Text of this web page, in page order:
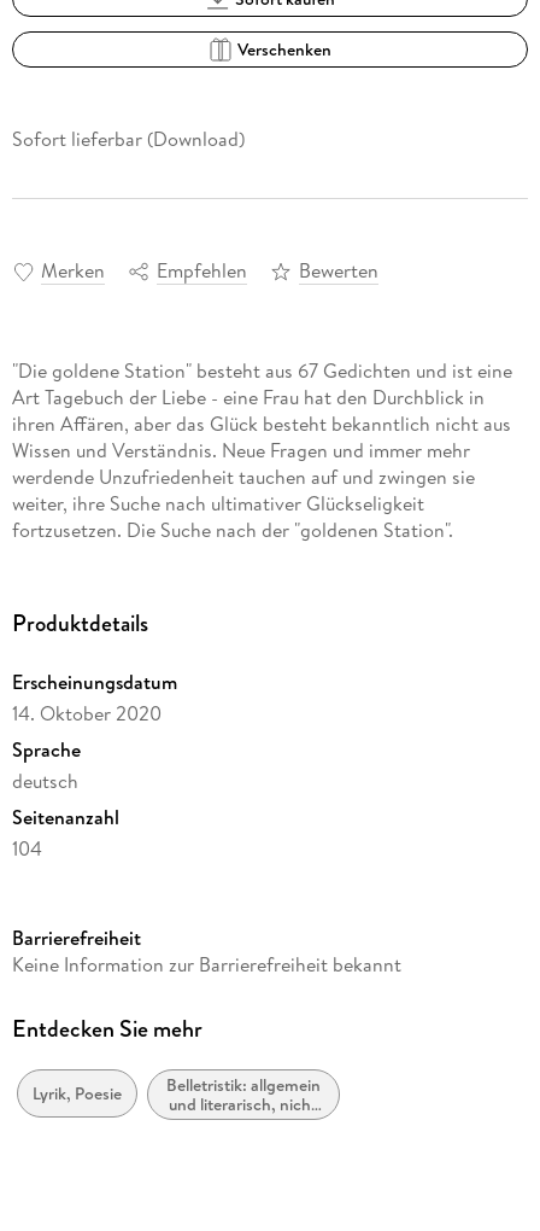
Verschenken
Sofort lieferbar (Download)
Merken Empfehlen Bewerten
"Die goldene Station" besteht aus 67 Gedichten und ist eine
Art Tagebuch der Liebe - eine Frau hat den Durchblick in
ihren Affären, aber das Glück besteht bekanntlich nicht aus
Wissen und Verständnis. Neue Fragen und immer mehr
werdende Unzufriedenheit tauchen auf und zwingen sie
weiter, ihre Suche nach ultimativer Glückseligkeit
fortzusetzen. Die Suche nach der "goldenen Station".
Produktdetails
Erscheinungsdatum
14. Oktober 2020
Sprache
deutsch
Seitenanzahl
104
Autor/Autorin
Verlag/Hersteller
Kopierschutz
ohne Kopierschutz
Barrierefreiheit
Keine Information zur Barrierefreiheit bekannt
Entdecken Sie mehr
Lyrik, Poesie
Belletristik: allgemein
und literarisch, nicht
nach Genre